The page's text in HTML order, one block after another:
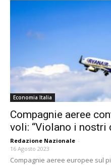
Economia Italia
Compagnie aeree
voli: “Violano i nostri
Redazione Nazionale -
16 Agosto 2023
Compagnie aeree europee sul